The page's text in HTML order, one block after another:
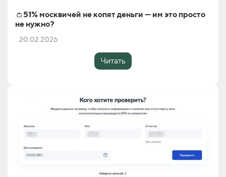
👛51% москвичей не копят деньги — им это просто
не нужно?
20.02.2026
Читать